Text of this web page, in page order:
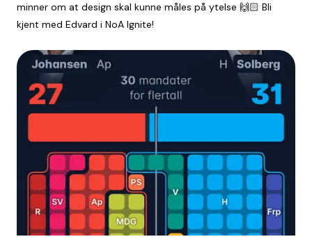
minner om at design skal kunne måles på ytelse 🙌🏻 Bli
kjent med Edvard i NoA Ignite!